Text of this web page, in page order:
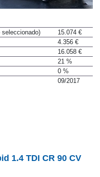
15.074 €
4.356 €
16.058 €
21 %
0 %
09/2017
1.4 TDI CR 90 CV